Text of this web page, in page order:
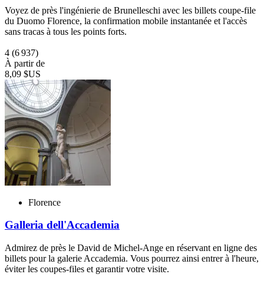
Voyez de près l'ingénierie de Brunelleschi avec les billets coupe-file
du Duomo Florence, la confirmation mobile instantanée et l'accès
sans tracas à tous les points forts.
4 (6 937)
À partir de
8,09 $US
Florence
Galleria dell'Accademia
Admirez de près le David de Michel-Ange en réservant en ligne des
billets pour la galerie Accademia. Vous pourrez ainsi entrer à l'heure,
éviter les coupes-files et garantir votre visite.